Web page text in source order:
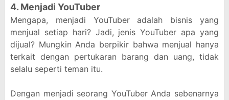
4. Menjadi YouTuber
Mengapa, menjadi YouTuber adalah bisnis yang
menjual setiap hari? Jadi, jenis YouTuber apa yang
dijual? Mungkin Anda berpikir bahwa menjual hanya
terkait dengan pertukaran barang dan uang, tidak
selalu seperti teman itu.
Dengan menjadi seorang YouTuber Anda sebenarnya